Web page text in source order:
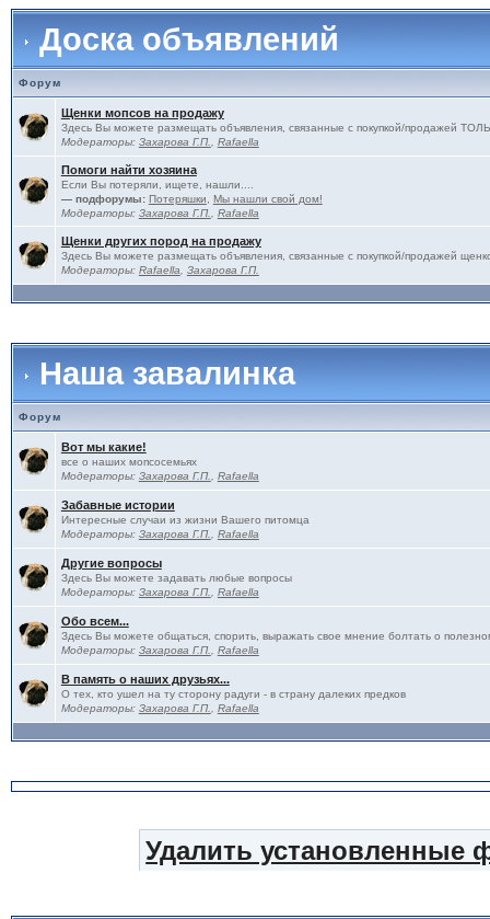
Доска объявлений
Форум
Щенки мопсов на продажу
Здесь Вы можете размещать объявления, связанные с покупкой/продажей
Модераторы: Захарова Г.П. Rafaella
Помоги найти хозяина
Если Вы потеряли, ищете, нашли....
— подфорумы: Потеряшки
Мы нашли свой дом!
Модераторы: Захарова Г.П. Rafaella
Щенки других пород на продажу
Здесь Вы можете размещать объявления, связанные с покупкой/продажей
Модераторы: Rafaella Захарова Г.П.
Наша завалинка
Форум
Вот мы какие!
все о наших мопсосемьях
Модераторы: Захарова Г.П. Rafaella
Забавные истории
Интересные случаи из жизни Вашего питомца
Модераторы: Захарова Г.П. Rafaella
Другие вопросы
Здесь Вы можете задавать любые вопросы
Модераторы: Захарова Г.П. Rafaella
Обо всем...
Здесь Вы можете общаться, спорить, выражать свое мнение болтать о
Модераторы: Захарова Г.П. Rafaella
В память о наших друзьях...
О тех, кто ушел на ту сторону радуги - в страну далеких предков
Модераторы: Захарова Г.П. Rafaella
Удалить установленные